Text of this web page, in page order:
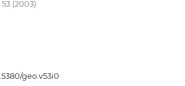
53 (2003)
geo.v53i0